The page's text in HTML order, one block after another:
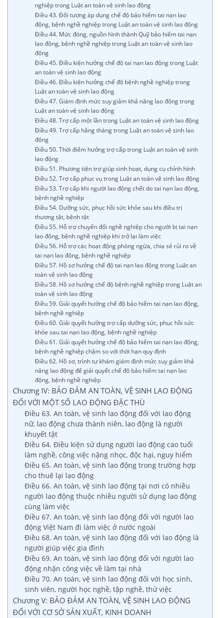
nghiệp trong Luật an toàn vệ sinh lao động
Điều 43. Đối tượng áp dụng chế độ bảo hiểm tai nạn lao
động, bệnh nghề nghiệp trong Luật an toàn vệ sinh lao động
Điều 44. Mức đóng, nguồn hình thành Quỹ bảo hiểm tai nạn
lao động, bệnh nghề nghiệp trong Luật an toàn vệ sinh lao
động
Điều 45. Điều kiện hưởng chế độ tai nạn lao động trong Luật
an toàn vệ sinh lao động
Điều 46. Điều kiện hưởng chế độ bệnh nghề nghiệp trong
Luật an toàn vệ sinh lao động
Điều 47. Giám định mức suy giảm khả năng lao động trong
Luật an toàn vệ sinh lao động
Điều 48. Trợ cấp một lần trong Luật an toàn vệ sinh lao động
Điều 49. Trợ cấp hằng tháng trong Luật an toàn vệ sinh lao
động
Điều 50. Thời điểm hưởng trợ cấp trong Luật an toàn vệ sinh
lao động
Điều 51. Phương tiện trợ giúp sinh hoạt, dụng cụ chỉnh hình
Điều 52. Trợ cấp phục vụ trong Luật an toàn vệ sinh lao động
Điều 53. Trợ cấp khi người lao động chết do tai nạn lao động,
bệnh nghề nghiệp
Điều 54. Dưỡng sức, phục hồi sức khỏe sau khi điều trị
thương tật, bệnh tật
Điều 55. Hỗ trợ chuyển đổi nghề nghiệp cho người bị tai nạn
lao động, bệnh nghề nghiệp khi trở lại làm việc
Điều 56. Hỗ trợ các hoạt động phòng ngừa, chia sẻ rủi ro về
tai nạn lao động, bệnh nghề nghiệp
Điều 57. Hồ sơ hưởng chế độ tai nạn lao động trong Luật an
toàn vệ sinh lao động
Điều 58. Hồ sơ hưởng chế độ bệnh nghề nghiệp trong Luật an
toàn vệ sinh lao động
Điều 59. Giải quyết hưởng chế độ bảo hiểm tai nạn lao động,
bệnh nghề nghiệp
Điều 60. Giải quyết hưởng trợ cấp dưỡng sức, phục hồi sức
khỏe sau tai nạn lao động, bệnh nghề nghiệp
Điều 61. Giải quyết hưởng chế độ bảo hiểm tai nạn lao động,
bệnh nghề nghiệp chậm so với thời hạn quy định
Điều 62. Hồ sơ, trình tự khám giám định mức suy giảm khả
năng lao động để giải quyết chế độ bảo hiểm tai nạn lao
động, bệnh nghề nghiệp
Chương IV: BẢO ĐẢM AN TOÀN, VỆ SINH LAO ĐỘNG
ĐỐI VỚI MỘT SỐ LAO ĐỘNG ĐẶC THÙ
Điều 63. An toàn, vệ sinh lao động đối với lao động
nữ, lao động chưa thành niên, lao động là người
khuyết tật
Điều 64. Điều kiện sử dụng người lao động cao tuổi
làm nghề, công việc nặng nhọc, độc hại, nguy hiểm
Điều 65. An toàn, vệ sinh lao động trong trường hợp
cho thuê lại lao động
Điều 66. An toàn, vệ sinh lao động tại nơi có nhiều
người lao động thuộc nhiều người sử dụng lao động
cùng làm việc
Điều 67. An toàn, vệ sinh lao động đối với người lao
động Việt Nam đi làm việc ở nước ngoài
Điều 68. An toàn, vệ sinh lao động đối với lao động là
người giúp việc gia đình
Điều 69. An toàn, vệ sinh lao động đối với người lao
động nhận công việc về làm tại nhà
Điều 70. An toàn, vệ sinh lao động đối với học sinh,
sinh viên, người học nghề, tập nghề, thử việc
Chương V: BẢO ĐẢM AN TOÀN, VỆ SINH LAO ĐỘNG
ĐỐI VỚI CƠ SỞ SẢN XUẤT, KINH DOANH